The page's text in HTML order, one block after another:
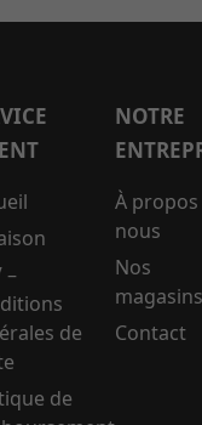
–
de
de
NOTRE
À propos
nous
Nos
magasins
Contact